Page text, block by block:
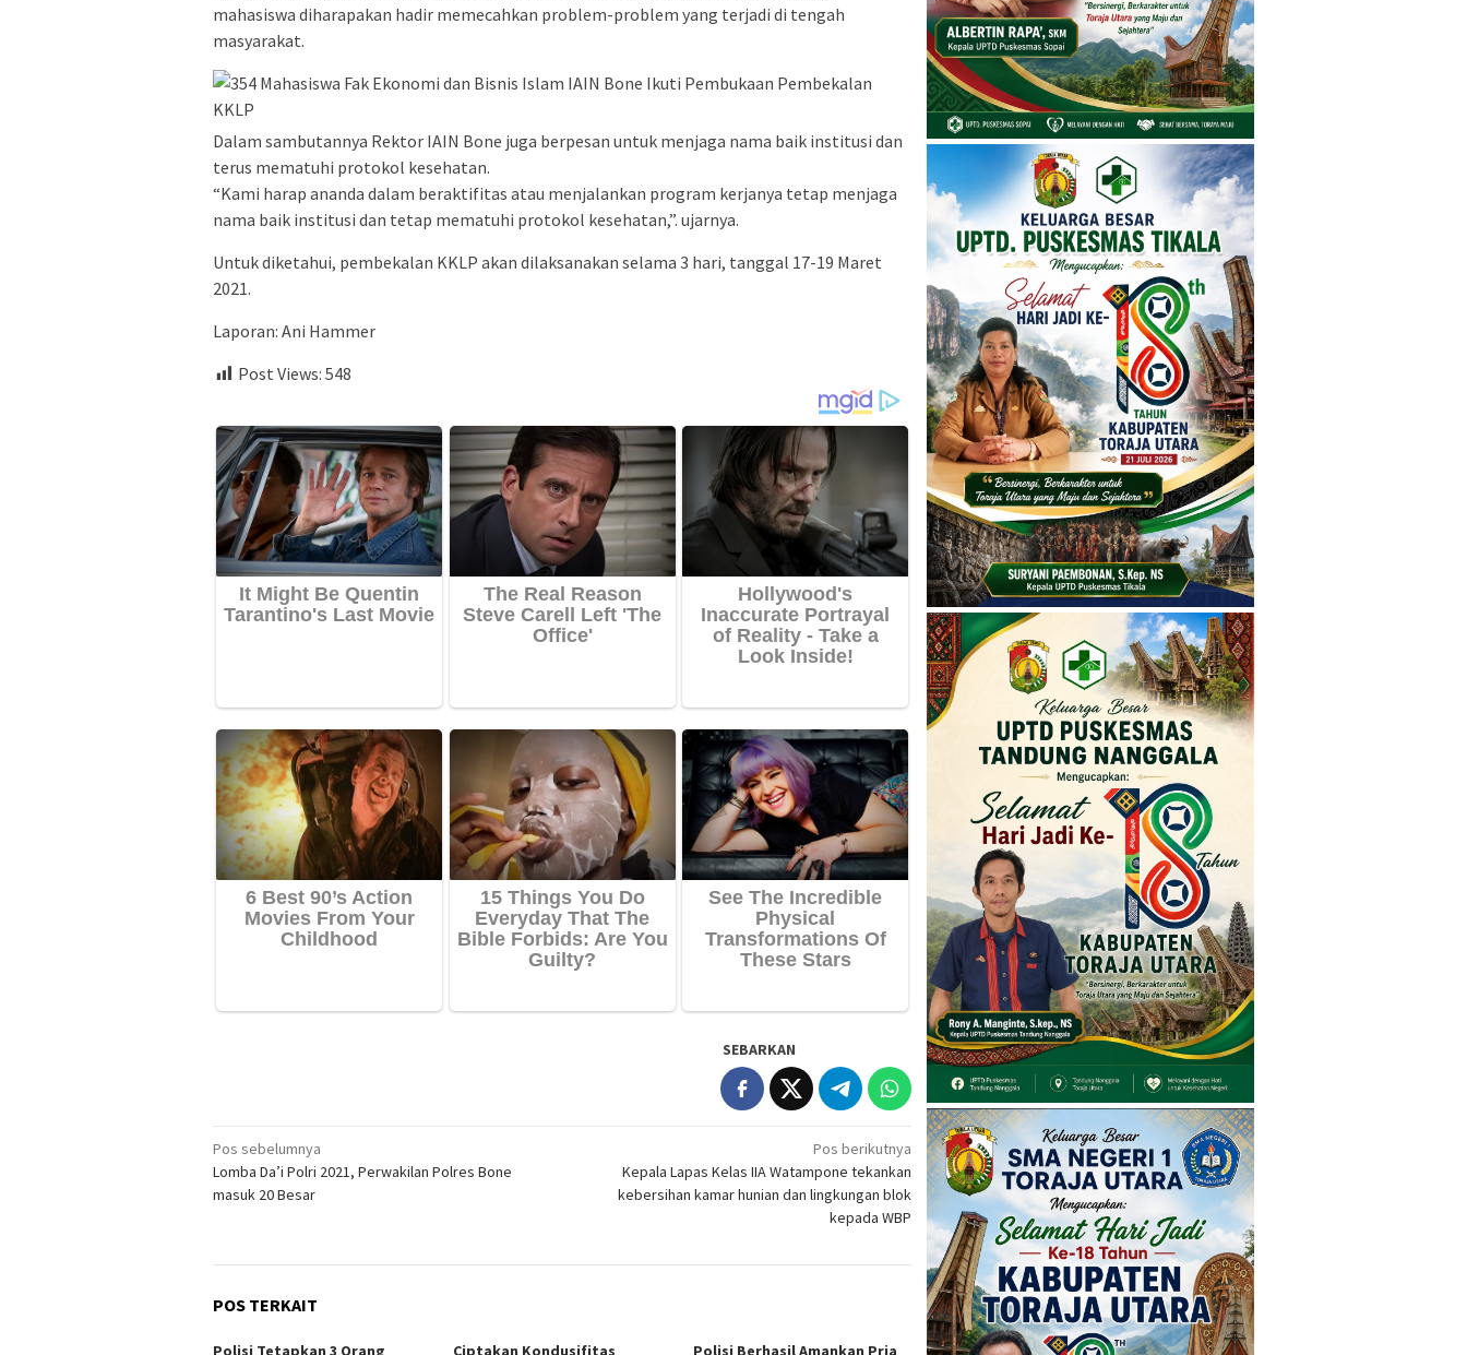
mahasiswa diharapakan hadir memecahkan problem-problem yang terjadi di tengah
masyarakat.
Dalam sambutannya Rektor IAIN Bone juga berpesan untuk menjaga nama baik institusi dan
terus mematuhi protokol kesehatan.
“Kami harap ananda dalam beraktifitas atau menjalankan program kerjanya tetap menjaga
nama baik institusi dan tetap mematuhi protokol kesehatan,”. ujarnya.
Untuk diketahui, pembekalan KKLP akan dilaksanakan selama 3 hari, tanggal 17-19 Maret
2021.
Laporan: Ani Hammer
Post Views: 548
SEBARKAN
Navigasi
pos
Pos sebelumnya
Lomba Da’i Polri 2021, Perwakilan Polres Bone
masuk 20 Besar
Pos berikutnya
Kepala Lapas Kelas IIA Watampone tekankan
kebersihan kamar hunian dan lingkungan blok
kepada WBP
POS TERKAIT
Polisi Tetapkan 3 Orang
Ciptakan Kondusifitas
Polisi Berhasil Amankan Pria